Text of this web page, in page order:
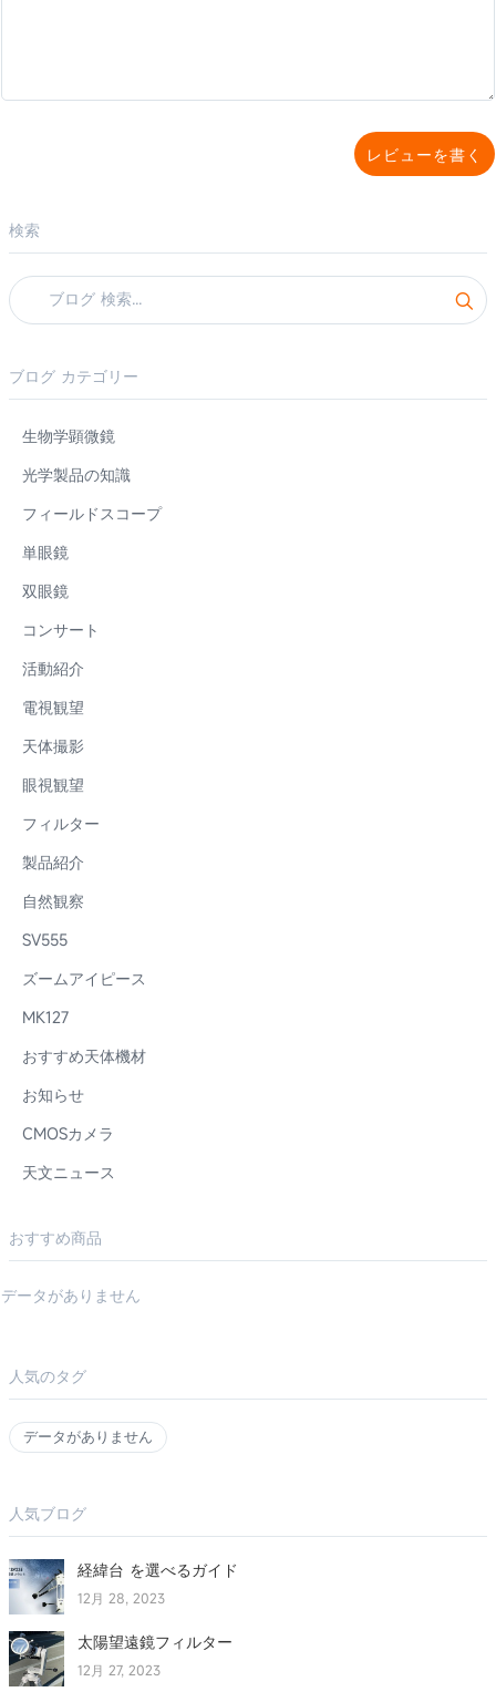
レビューを書く
検索
ブログ カテゴリー
生物学顕微鏡
光学製品の知識
フィールドスコープ
単眼鏡
双眼鏡
コンサート
活動紹介
電視観望
天体撮影
眼視観望
フィルター
製品紹介
自然観察
SV555
ズームアイピース
MK127
おすすめ天体機材
お知らせ
CMOSカメラ
天文ニュース
おすすめ商品
データがありません
人気のタグ
データがありません
人気ブログ
経緯台 を選べるガイド
12月 28, 2023
太陽望遠鏡フィルター
12月 27, 2023